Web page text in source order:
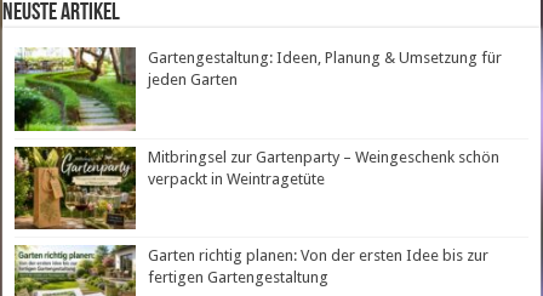
neuste Artikel
Gartengestaltung: Ideen, Planung & Umsetzung für
jeden Garten
Mitbringsel zur Gartenparty – Weingeschenk schön
verpackt in Weintragetüte
Garten richtig planen: Von der ersten Idee bis zur
fertigen Gartengestaltung